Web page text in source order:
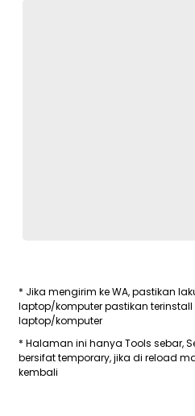
* Jika mengirim ke WA, pastikan
laptop/komputer pastikan terinstall
laptop/komputer
* Halaman ini hanya Tools sebar,
bersifat temporary, jika di reload
kembali